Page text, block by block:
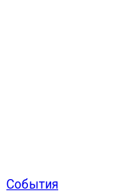
События